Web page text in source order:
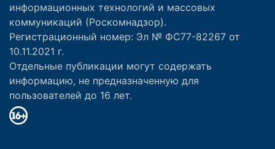
информационных технологий и массовых
коммуникаций (Роскомнадзор).
Регистрационный номер: Эл № ФС77-82267 от
10.11.2021 г.
Отдельные публикации могут содержать
информацию, не предназначенную для
пользователей до 16 лет.